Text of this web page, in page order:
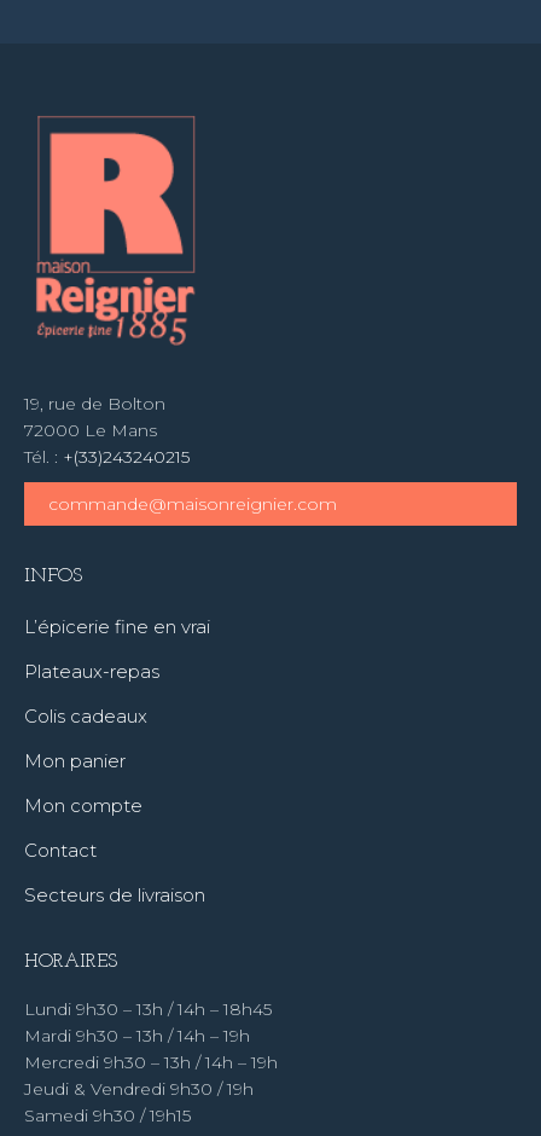
19, rue de Bolton
72000 Le Mans
Tél. : +(33)243240215
commande@maisonreignier.com
INFOS
L’épicerie fine en vrai
Plateaux-repas
Colis cadeaux
Mon panier
Mon compte
Contact
Secteurs de livraison
HORAIRES
Lundi 9h30 – 13h / 14h – 18h45
Mardi 9h30 – 13h / 14h – 19h
Mercredi 9h30 – 13h / 14h – 19h
Jeudi & Vendredi 9h30 / 19h
Samedi 9h30 / 19h15